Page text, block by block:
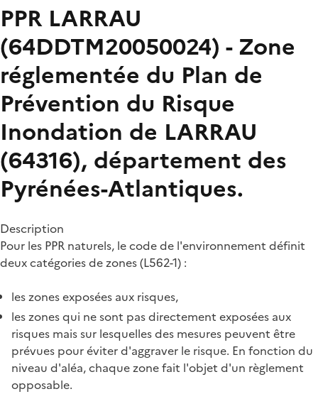
PPR LARRAU
(64DDTM20050024) - Zone
réglementée du Plan de
Prévention du Risque
Inondation de LARRAU
(64316), département des
Pyrénées-Atlantiques.
Description
Pour les PPR naturels, le code de l'environnement définit
deux catégories de zones (L562-1) :
les zones exposées aux risques,
les zones qui ne sont pas directement exposées aux
risques mais sur lesquelles des mesures peuvent être
prévues pour éviter d'aggraver le risque. En fonction du
niveau d'aléa, chaque zone fait l'objet d'un règlement
opposable.